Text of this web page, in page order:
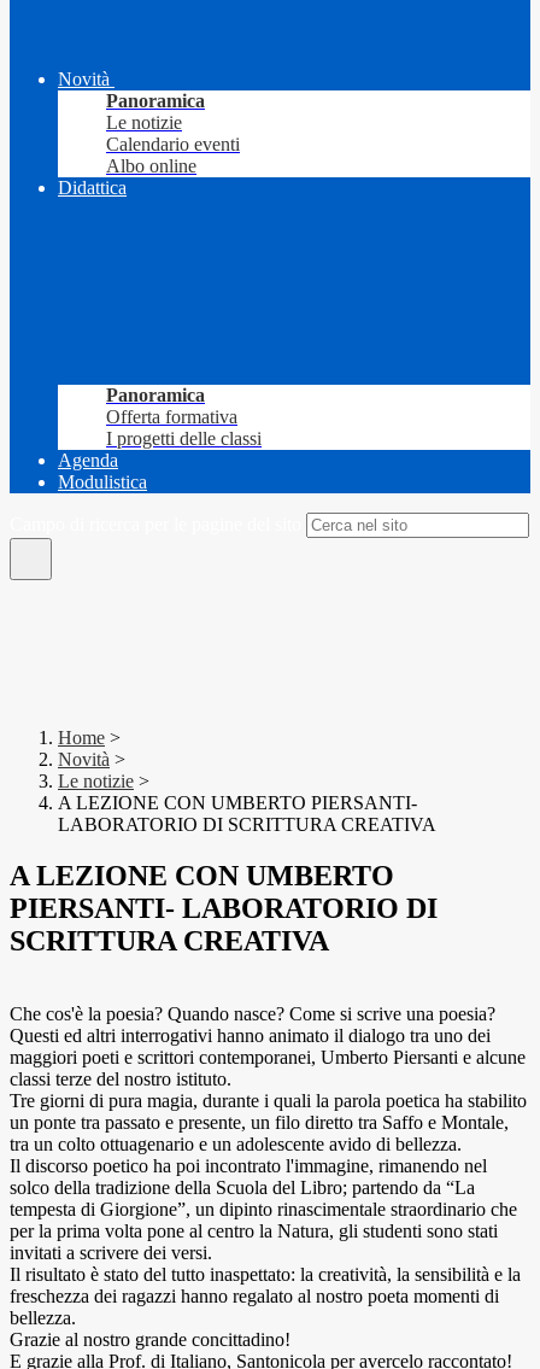
Novità
Panoramica
Le notizie
Calendario eventi
Albo online
Didattica
Panoramica
Offerta formativa
I progetti delle classi
Agenda
Modulistica
Home >
Novità >
Le notizie >
A LEZIONE CON UMBERTO PIERSANTI-
LABORATORIO DI SCRITTURA CREATIVA
A LEZIONE CON UMBERTO
PIERSANTI- LABORATORIO DI
SCRITTURA CREATIVA
Che cos'è la poesia? Quando nasce? Come si scrive una poesia?
Questi ed altri interrogativi hanno animato il dialogo tra uno dei
maggiori poeti e scrittori contemporanei, Umberto Piersanti e alcune
classi terze del nostro istituto.
Tre giorni di pura magia, durante i quali la parola poetica ha stabilito
un ponte tra passato e presente, un filo diretto tra Saffo e Montale,
tra un colto ottuagenario e un adolescente avido di bellezza.
Il discorso poetico ha poi incontrato l'immagine, rimanendo nel
solco della tradizione della Scuola del Libro; partendo da “La
tempesta di Giorgione”, un dipinto rinascimentale straordinario che
per la prima volta pone al centro la Natura, gli studenti sono stati
invitati a scrivere dei versi.
Il risultato è stato del tutto inaspettato: la creatività, la sensibilità e la
freschezza dei ragazzi hanno regalato al nostro poeta momenti di
bellezza.
Grazie al nostro grande concittadino!
E grazie alla Prof. di Italiano, Santonicola per avercelo raccontato!